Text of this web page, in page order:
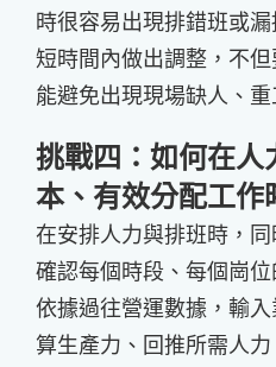
時很容易出現排錯班或
短時間內做出調整，不
能避免出現現場缺人、
挑戰四：如何在人
本、有效分配工作
在安排人力與排班時，同
確認每個時段、每個崗
依據過往營運數據，輸
算生產力、回推所需人